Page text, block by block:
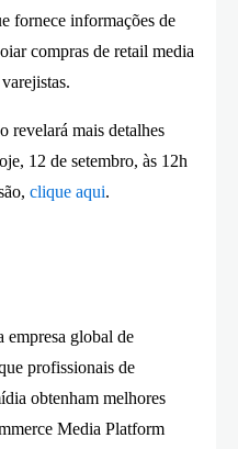
fornece informações de
compras de retail media
revelará mais detalhes
12 de setembro, às 12h
clique aqui.
global de
profissionais de
obtenham melhores
Media Platform